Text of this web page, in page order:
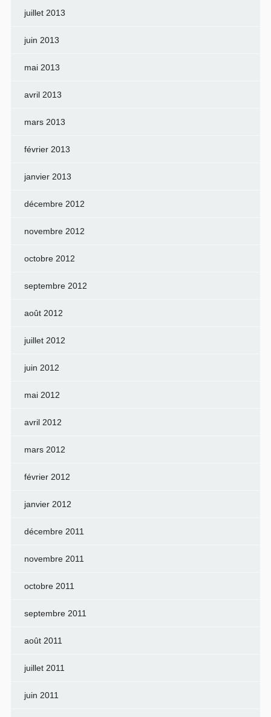
juillet 2013
juin 2013
mai 2013
avril 2013
mars 2013
février 2013
janvier 2013
décembre 2012
novembre 2012
octobre 2012
septembre 2012
août 2012
juillet 2012
juin 2012
mai 2012
avril 2012
mars 2012
février 2012
janvier 2012
décembre 2011
novembre 2011
octobre 2011
septembre 2011
août 2011
juillet 2011
juin 2011